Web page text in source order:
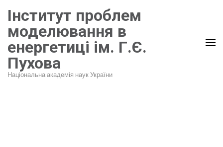
до
вмісту
(натисніть
Enter)
Інститут проблем
моделювання в
енергетиці ім. Г.Є.
Пухова
Національна академія наук України